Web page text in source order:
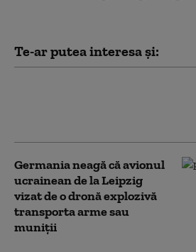
Te-ar putea interesa și:
Germania neagă că avionul
ucrainean de la Leipzig
vizat de o dronă explozivă
transporta arme sau
muniţii